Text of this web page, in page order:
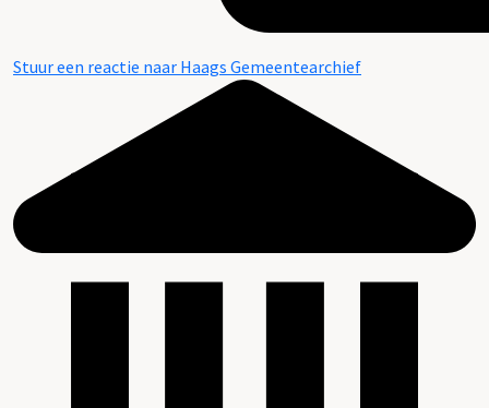
Stuur een reactie naar Haags Gemeentearchief